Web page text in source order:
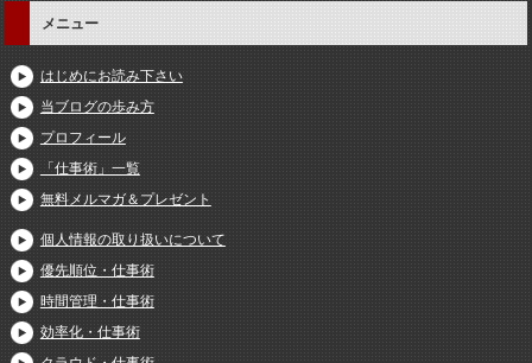
メニュー
はじめにお読み下さい
当ブログの歩み方
プロフィール
「仕事術」一覧
無料メルマガ＆プレゼント
個人情報の取り扱いについて
優先順位・仕事術
時間管理・仕事術
効率化・仕事術